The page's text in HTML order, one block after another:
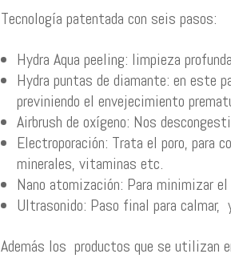
Tecnología patentada con seis pasos:
Hydra Aqua peeling: limpieza
Hydra puntas de diamante: en este
previniendo el envejecimiento
Airbrush de oxígeno: Nos
Electroporación: Trata el poro, para
minerales, vitaminas etc.
Nano atomización: Para minimizar
Ultrasonido: Paso final para calmar,
Además los productos que se utilizan